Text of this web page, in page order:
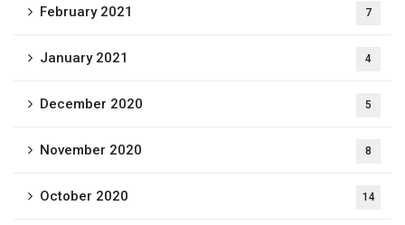
February 2021 7
January 2021 4
December 2020 5
November 2020 8
October 2020 14